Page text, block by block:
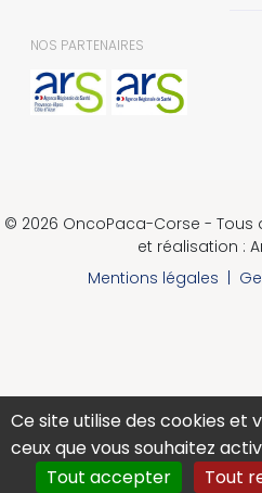
NOS PARTENAIRES
© 2026 OncoPaca-Corse -
et réalisation :
Mentions légales |
Ce site utilise des cookies et
ceux que vous souhaitez
Tout accepter
Tout